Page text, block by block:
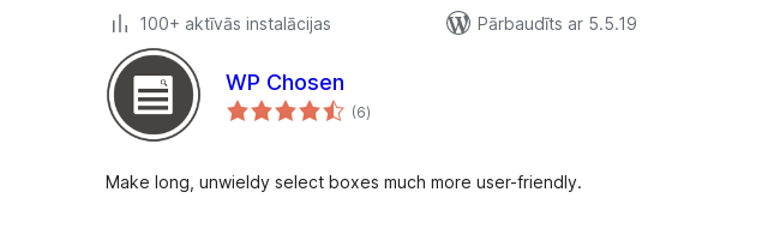
100+ aktīvās instalācijas
Pārbaudīts ar 5.5.19
WP Chosen
(6vērtējumu
kopsumma
)
Make long, unwieldy select boxes much more user-friendly.